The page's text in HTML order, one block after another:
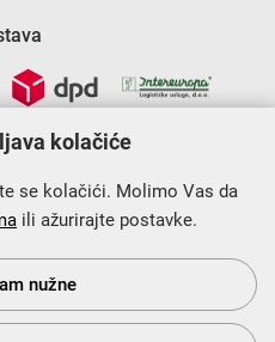
sufinanciranog iz
razvoj u sklopu Operativnog
i kohezija”.
kolačiće
se kolačići. Molimo Vas da
ili ažurirajte postavke.
nužne